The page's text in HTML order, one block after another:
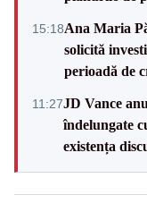
15:18Ana Maria
solicită
perioadă de
11:27JD Vance
îndelungate
existența